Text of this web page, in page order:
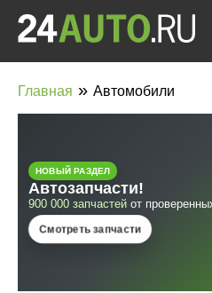
Главная » Автомобили